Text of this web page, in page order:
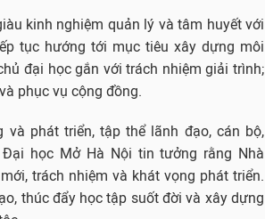
kinh nghiệm quản lý và tâm huyết với
tục hướng tới mục tiêu xây dựng môi
đại học gắn với trách nhiệm giải trình;
phục vụ cộng đồng.
phát triển, tập thể lãnh đạo, cán bộ,
học Mở Hà Nội tin tưởng rằng Nhà
trách nhiệm và khát vọng phát triển.
thúc đẩy học tập suốt đời và xây dựng